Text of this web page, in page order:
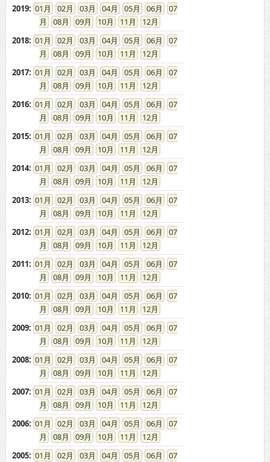
2019: 01 02 03 04 05 06
07
08
09 10 11
12
2018: 01 02 03 04 05 06
07
08
09 10 11
12
2017: 01 02 03 04 05 06
07
08
09 10 11
12
2016: 01 02 03 04 05 06
07
08
09 10 11
12
2015: 01 02 03 04 05 06
07
08
09 10 11
12
2014: 01 02 03 04 05 06
07
08
09 10 11
12
2013: 01 02 03 04 05 06
07
08
09 10 11
12
2012: 01 02 03 04 05 06
07
08
09 10 11
12
2011: 01 02 03 04 05 06
07
08
09 10 11
12
2010: 01 02 03 04 05 06
07
08
09 10 11
12
2009: 01 02 03 04 05 06
07
08
09 10 11
12
2008: 01 02 03 04 05 06
07
08
09 10 11
12
2007: 01 02 03 04 05 06
07
08
09 10 11
12
2006: 01 02 03 04 05 06
07
08
09 10 11
12
2005: 01 02 03 04 05 06
07